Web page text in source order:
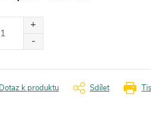
Dotaz k produktu Sdílet